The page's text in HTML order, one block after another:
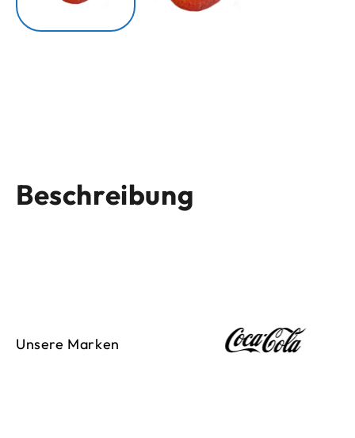
Beschreibung
Unsere Marken